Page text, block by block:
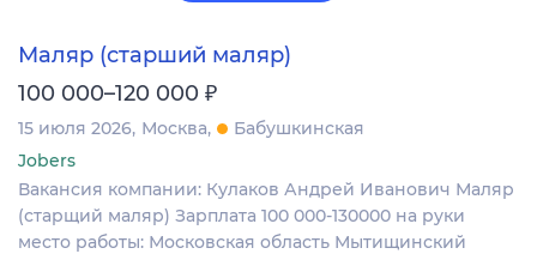
Маляр (старший маляр)
100 000–120 000 ₽
15 июля 2026 Москва
Бабушкинская
Jobers
Вакансия компании: Кулаков Андрей Иванович Маляр
(старщий маляр) Зарплата 100 000-130000 на руки
место работы: Московская область Мытищинский